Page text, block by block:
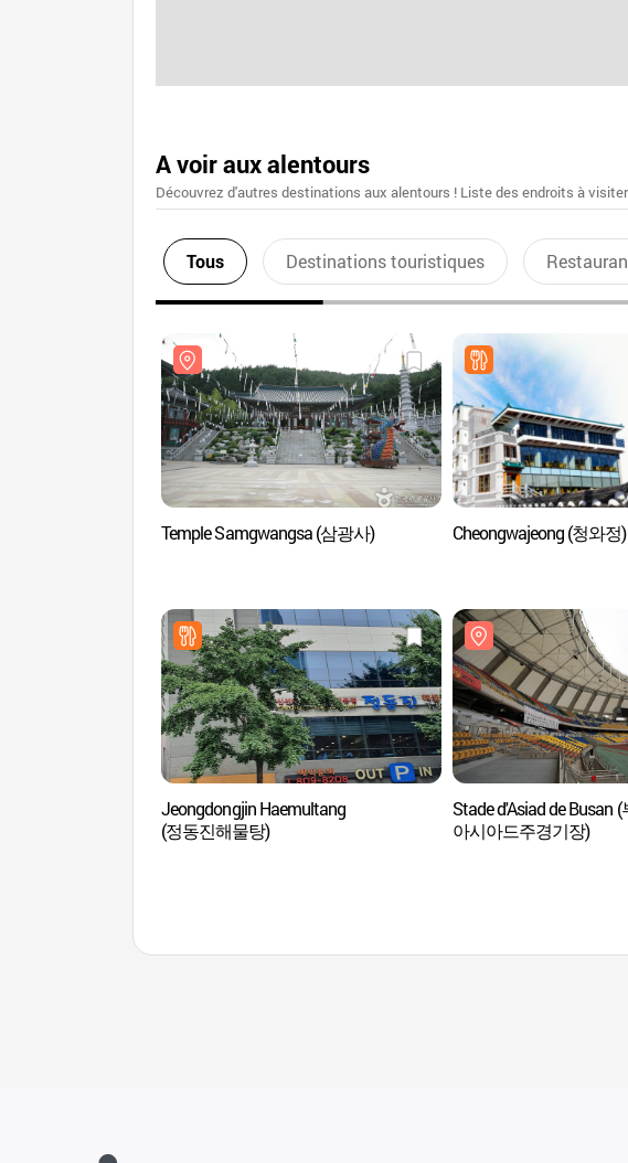
A voir aux alentours
Découvrez d'autres destinations aux alentours ! Liste des endroits à
Tous Destinations touristiques
Temple Samgwangsa (삼광사) Cheongwajeong (청와정)
Jeongdongjin Haemultang
(정동진해물탕)
Stade d'Asiad de Busan
아시아드주경기장)